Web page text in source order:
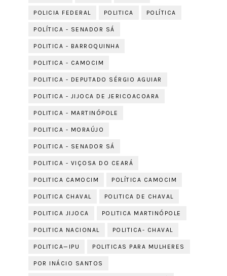
POLICIA FEDERAL POLITICA POLÍTICA
POLÍTICA - SENADOR SÁ
POLITICA - BARROQUINHA
POLITICA - CAMOCIM
POLITICA - DEPUTADO SÉRGIO AGUIAR
POLITICA - JIJOCA DE JERICOACOARA
POLITICA - MARTINÓPOLE
POLITICA - MORAÚJO
POLITICA - SENADOR SÁ
POLITICA - VIÇOSA DO CEARÁ
POLITICA CAMOCIM POLÍTICA CAMOCIM
POLITICA CHAVAL POLITICA DE CHAVAL
POLITICA JIJOCA POLITICA MARTINÓPOLE
POLITICA NACIONAL POLITICA- CHAVAL
POLITICA—IPU POLITICAS PARA MULHERES
POR INÁCIO SANTOS